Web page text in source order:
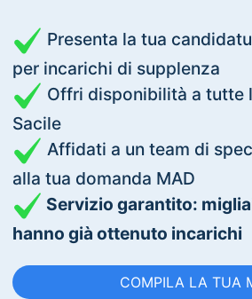
Presenta la tua
per incarichi di supplenza
Offri disponibilità a tutte
Sacile
Affidati a un team di
alla tua domanda MAD
Servizio garantito:
hanno già ottenuto incarichi
COMPILA LA TUA